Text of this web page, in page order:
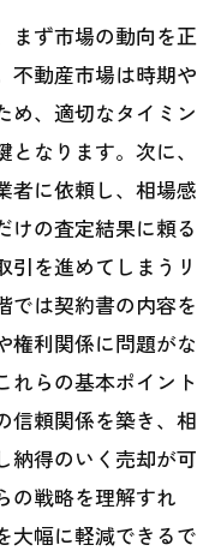
まず市場の動向を正
不動産市場は時期や
め、適切なタイミン
なります。次に、
者に依頼し、相場感
けの査定結果に頼る
引を進めてしまうリ
では契約書の内容を
権利関係に問題がな
れらの基本ポイント
信頼関係を築き、相
納得のいく売却が可
の戦略を理解すれ
大幅に軽減できるで